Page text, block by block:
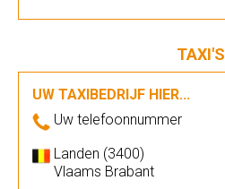
TAXI'S
UW TAXIBEDRIJF HIER...
Uw telefoonnummer
Landen (3400)
Vlaams Brabant